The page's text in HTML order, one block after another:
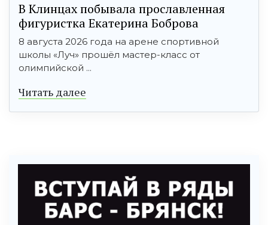
В Клинцах побывала прославленная
фигуристка Екатерина Боброва
8 августа 2026 года на арене спортивной
школы «Луч» прошёл мастер-класс от
олимпийской ...
Читать далее